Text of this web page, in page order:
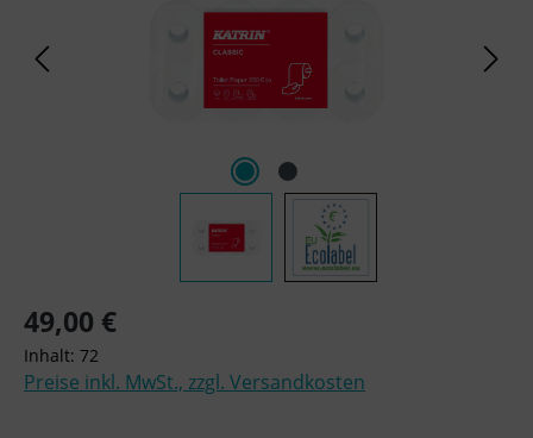
Regulärer Preis:
49,00 €
Inhalt: 72
Preise inkl. MwSt., zzgl. Versandkosten